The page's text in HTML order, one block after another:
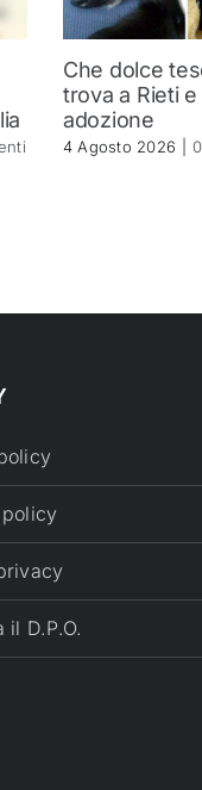
Che dolce
trova a Rieti
adozione
4 Agosto 2026
il D.P.O.